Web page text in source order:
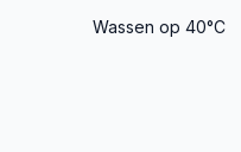
Wassen op 40°C